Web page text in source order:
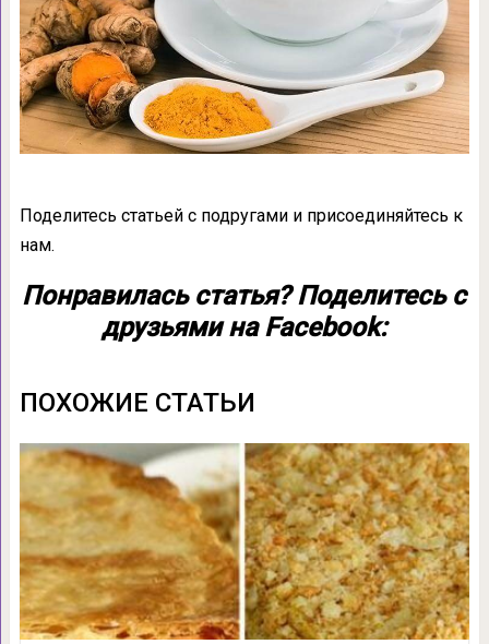
Поделитесь статьей с подругами и присоединяйтесь к
нам.
Понравилась статья? Поделитесь с
друзьями на Facebook:
ПОХОЖИЕ СТАТЬИ